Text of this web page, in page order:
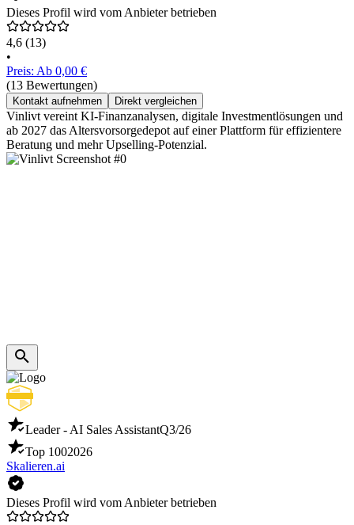
Dieses Profil wird vom Anbieter betrieben
4,6 (13)
•
Preis: Ab 0,00 €
(13 Bewertungen)
Kontakt aufnehmen Direkt vergleichen
Vinlivt vereint KI-Finanzanalysen, digitale Investmentlösungen und
ab 2027 das Altersvorsorgedepot auf einer Plattform für effizientere
Beratung und mehr Upselling-Potenzial.
Leader - AI Sales AssistantQ3/26
Top 1002026
Skalieren.ai
Dieses Profil wird vom Anbieter betrieben